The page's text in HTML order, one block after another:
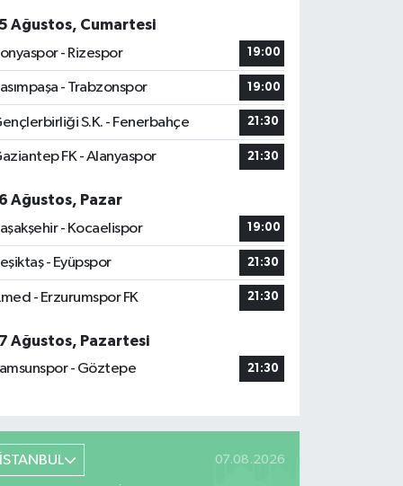
Ağustos, Cumartesi
- Rizespor
19:00
- Trabzonspor 19:00
S.K. - Fenerbahçe 21:30
FK - Alanyaspor 21:30
Ağustos, Pazar
- Kocaelispor
19:00
- Eyüpspor 21:30
- Erzurumspor FK 21:30
Ağustos, Pazartesi
- Göztepe
21:30
İSTANBUL 07.08.2026